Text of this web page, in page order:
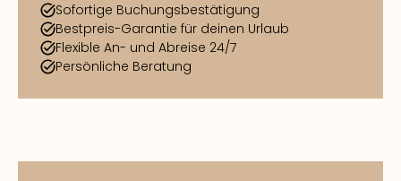
Sofortige Buchungsbestätigung
Bestpreis-Garantie für deinen Urlaub
Flexible An- und Abreise 24/7
Persönliche Beratung